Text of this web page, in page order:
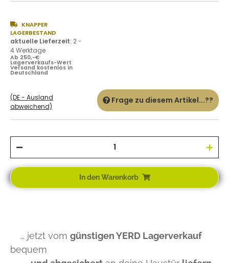
KNAPPER
LAGERBESTAND
aktuelle Lieferzeit: 2 -
4 Werktage
Ab 250,-€
Lagerverkaufs-Wert
Versand kostenlos in
Deutschland
(DE - Ausland
abweichend)
Frage zu diesem Artikel...??
In den Warenkorb
... jetzt vom günstigen YERD Lagerverkauf
bequem